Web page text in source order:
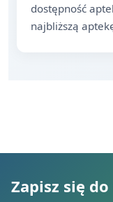
dostępność
najbliższą
Zapisz się